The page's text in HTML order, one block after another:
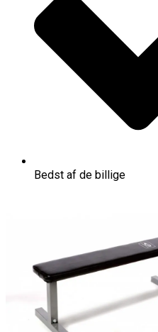
Bedst af de billige